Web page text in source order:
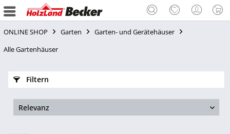
ONLINE SHOP Garten
Garten- und Gerätehäuser
Alle Gartenhäuser
Filtern